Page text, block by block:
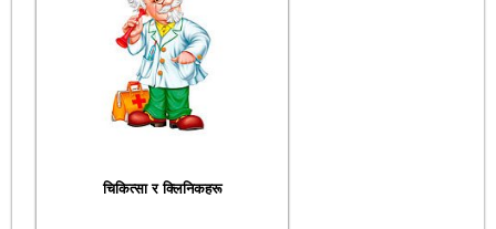
चिकित्सा र क्लिनिकहरू